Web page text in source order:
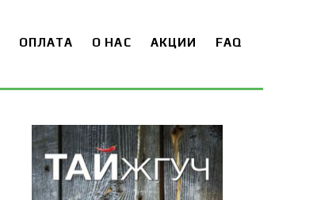
ОПЛАТА О НАС АКЦИИ FAQ